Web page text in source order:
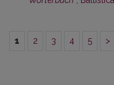
1 2 3 4 5 >